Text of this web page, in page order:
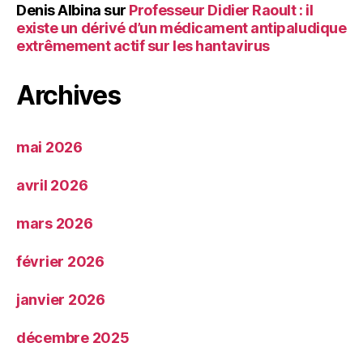
Denis Albina sur Professeur Didier Raoult : il
existe un dérivé d’un médicament antipaludique
extrêmement actif sur les hantavirus
Archives
mai 2026
avril 2026
mars 2026
février 2026
janvier 2026
décembre 2025